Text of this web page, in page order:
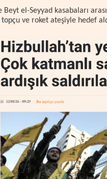
el-Seyyad kasabaları
ve roket ateşiyle hedef